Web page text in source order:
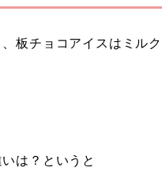
板チョコアイスはミル
は？というと